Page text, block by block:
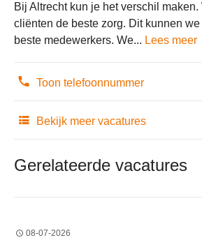
Bij Altrecht kun je het verschil
cliënten de beste zorg. Dit kunnen
beste medewerkers. We... Lees meer
Toon telefoonnummer
Bekijk meer vacatures
Gerelateerde vacatures
08-07-2026